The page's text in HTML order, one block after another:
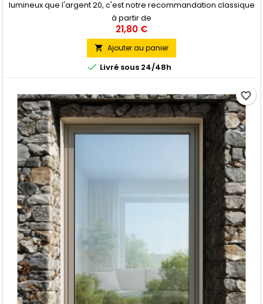
lumineux que l'argent 20, c'est notre recommandation classique
pour une application chez un particulier. Pose Extérieure
à partir de
21,80 €
 Ajouter au panier
 Livré sous 24/48h
favorite_border